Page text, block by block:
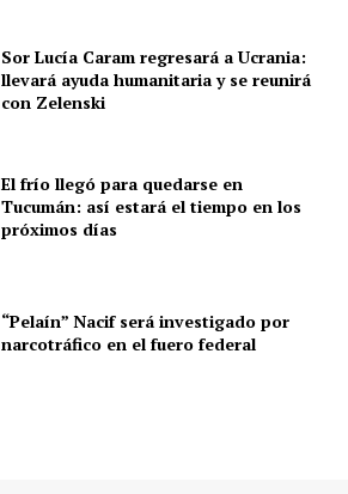
Sor Lucía Caram regresará a Ucrania:
llevará ayuda humanitaria y se reunirá
con Zelenski
El frío llegó para quedarse en
Tucumán: así estará el tiempo en los
próximos días
“Pelaín” Nacif será investigado por
narcotráfico en el fuero federal